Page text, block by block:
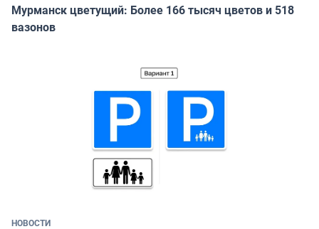
Мурманск цветущий: Более 166 тысяч цветов и 518
вазонов
НОВОСТИ